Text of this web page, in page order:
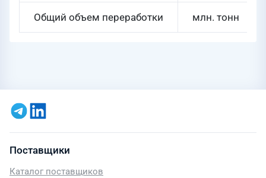
Общий объем переработки млн. тонн
Поставщики
Каталог поставщиков